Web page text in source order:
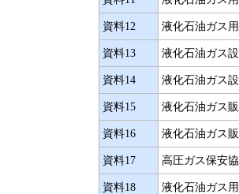
資料12 液化石油ガス
資料13 液化石油ガス
資料14 液化石油ガス
資料15 液化石油ガス
資料16 液化石油ガス
資料17 高圧ガス保安
資料18 液化石油ガス